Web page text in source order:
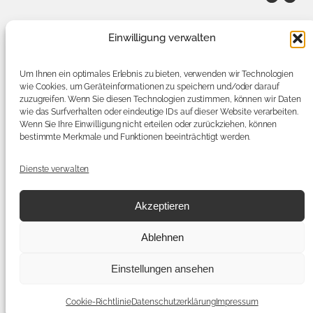
Einwilligung verwalten
Um Ihnen ein optimales Erlebnis zu bieten, verwenden wir Technologien
wie Cookies, um Geräteinformationen zu speichern und/oder darauf
zuzugreifen. Wenn Sie diesen Technologien zustimmen, können wir Daten
wie das Surfverhalten oder eindeutige IDs auf dieser Website verarbeiten.
Wenn Sie Ihre Einwilligung nicht erteilen oder zurückziehen, können
bestimmte Merkmale und Funktionen beeinträchtigt werden.
Dienste verwalten
Akzeptieren
Ablehnen
Einstellungen ansehen
Cookie-RichtlinieDatenschutzerklärungImpressum
Psychosomatische Fachklinik
Tel.:08571/980-7610oder-7611
psychosomatik@rottalinnkliniken.de
Simbach am Inn
Für Patienten
Für Angehörige
Impressum
Rottal-Inn Kliniken
Psychosomatische Fachklinik Simbach am Inn · Standort des
kommunalen Unternehmens Rottal-Inn Kliniken